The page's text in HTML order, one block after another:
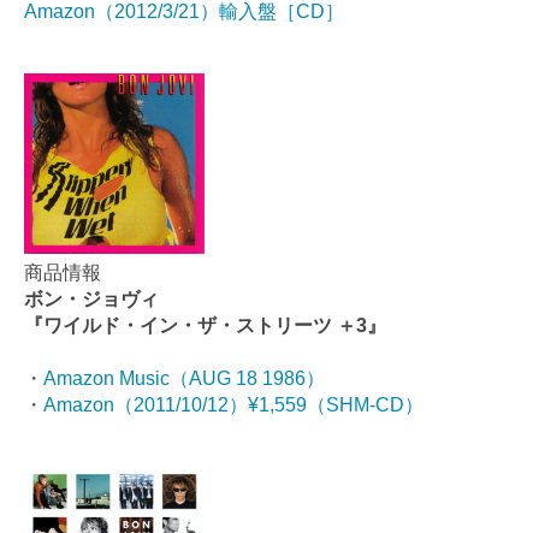
Amazon（2012/3/21）輸入盤［CD］
商品情報
ボン・ジョヴィ
『ワイルド・イン・ザ・ストリーツ ＋3』
・ Amazon Music（AUG 18 1986）
・ Amazon（2011/10/12）¥1,559（SHM-CD）